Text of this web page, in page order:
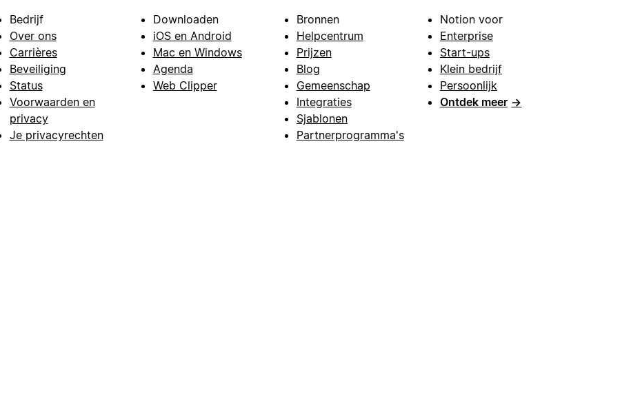
Bedrijf
Over ons
Carrières
Beveiliging
Status
Voorwaarden en
privacy
Je privacyrechten
Downloaden
iOS en Android
Mac en Windows
Agenda
Web Clipper
Bronnen
Helpcentrum
Prijzen
Blog
Gemeenschap
Integraties
Sjablonen
Partnerprogramma's
Notion voor
Enterprise
Start-ups
Klein bedrijf
Persoonlijk
Ontdek meer →